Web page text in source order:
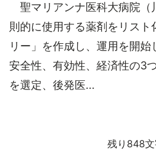
聖マリアンナ医科大病院（
則的に使用する薬剤をリスト
リー」を作成し、運用を開
安全性、有効性、経済性の3
を選定、後発医...
残り848